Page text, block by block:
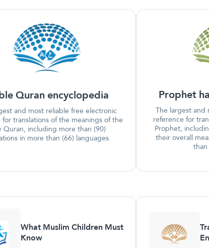
Quran encyclopedia
and most reliable free electronic
translations of the meanings of the
Quran, including more than (90)
in more than (66) languages.
Prophet
The largest and
reference for
Prophet,
their overall
What Muslim Children Must
Know